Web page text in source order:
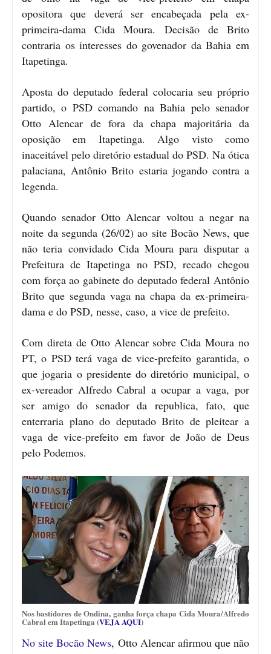
opositora que deverá ser encabeçada pela ex-
primeira-dama Cida Moura. Decisão de Brito
contraria os interesses do govenador da Bahia em
Itapetinga.
Aposta do deputado federal colocaria seu próprio
partido, o PSD comando na Bahia pelo senador
Otto Alencar de fora da chapa majoritária da
oposição em Itapetinga. Algo visto como
inaceitável pelo diretório estadual do PSD. Na ótica
palaciana, Antônio Brito estaria jogando contra a
legenda.
Quando senador Otto Alencar voltou a negar na
noite da segunda (26/02) ao site Bocão News, que
não teria convidado Cida Moura para disputar a
Prefeitura de Itapetinga no PSD, recado chegou
com força ao gabinete do deputado federal Antônio
Brito que segunda vaga na chapa da ex-primeira-
dama e do PSD, nesse, caso, a vice de prefeito.
Com direta de Otto Alencar sobre Cida Moura no
PT, o PSD terá vaga de vice-prefeito garantida, o
que jogaria o presidente do diretório municipal, o
ex-vereador Alfredo Cabral a ocupar a vaga, por
ser amigo do senador da republica, fato, que
enterraria plano do deputado Brito de pleitear a
vaga de vice-prefeito em favor de João de Deus
pelo Podemos.
Nos bastidores de Ondina, ganha força chapa Cida Moura/Alfredo
Cabral em Itapetinga (VEJA AQUI)
No site Bocão News, Otto Alencar afirmou que não